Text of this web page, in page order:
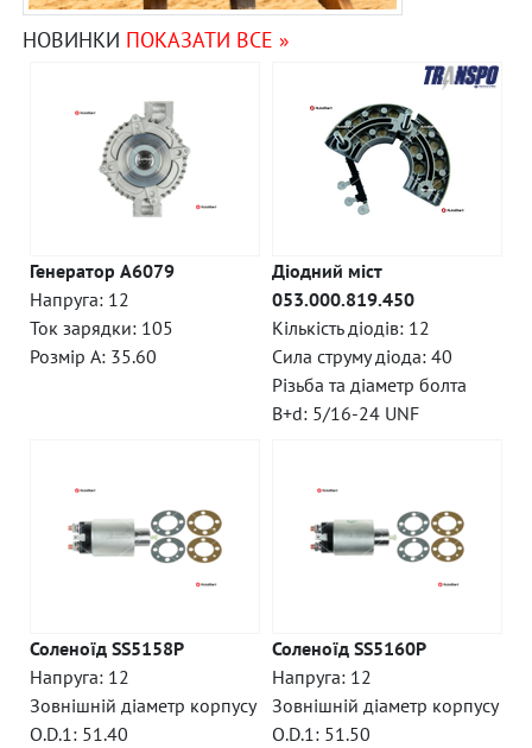
НОВИНКИ ПОКАЗАТИ ВСЕ »
Генератор A6079
Напруга: 12
Ток зарядки: 105
Розмір A: 35.60
Діодний міст
053.000.819.450
Кількість діодів: 12
Сила струму діода: 40
Різьба та діаметр болта
B+d: 5/16-24 UNF
Соленоїд SS5158P
Напруга: 12
Зовнішній діаметр корпусу
O.D.1: 51.40
Соленоїд SS5160P
Напруга: 12
Зовнішній діаметр корпусу
O.D.1: 51.50